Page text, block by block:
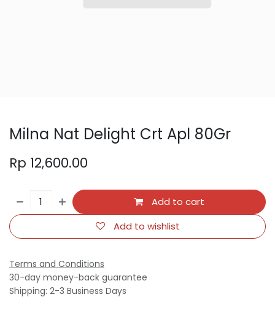
Milna Nat Delight Crt Apl 80Gr
Rp 12,600.00
Add to cart
Add to wishlist
Terms and Conditions
30-day money-back guarantee
Shipping: 2-3 Business Days